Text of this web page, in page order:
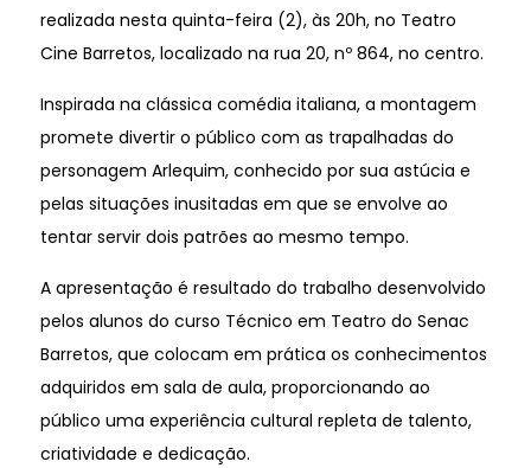
realizada nesta quinta-feira (2), às 20h, no Teatro
Cine Barretos, localizado na rua 20, nº 864, no centro.
Inspirada na clássica comédia italiana, a montagem
promete divertir o público com as trapalhadas do
personagem Arlequim, conhecido por sua astúcia e
pelas situações inusitadas em que se envolve ao
tentar servir dois patrões ao mesmo tempo.
A apresentação é resultado do trabalho desenvolvido
pelos alunos do curso Técnico em Teatro do Senac
Barretos, que colocam em prática os conhecimentos
adquiridos em sala de aula, proporcionando ao
público uma experiência cultural repleta de talento,
criatividade e dedicação.